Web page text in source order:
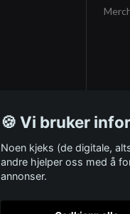
🍪 Vi bruker
Noen kjeks (de digitale,
andre hjelper oss med å
annonser.